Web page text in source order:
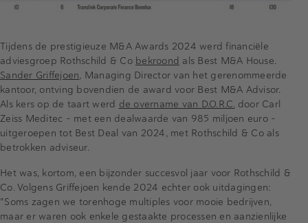
Tijdens de prestigieuze M&A Awards 2024 werd financiële
adviesgroep Rothschild & Co bekroond als Best M&A House.
Sander Griffejoen, Managing Director van het gerenommeerde
kantoor, ontving bovendien de award voor Best M&A Advisor.
Als kers op de taart werd de overname van D.O.R.C. door Carl
Zeiss Meditec – met een dealwaarde van 985 miljoen euro –
uitgeroepen tot Best Deal van 2024, met Rothschild & Co als
betrokken adviseur.
Het was, kortom, een bijzonder succesvol jaar voor Rothschild &
Co. Volgens Griffejoen kende 2024 echter ook uitdagingen:
"Soms zagen we torenhoge multiples voor mooie bedrijven,
maar er waren ook enkele gestaakte processen en aanzienlijke